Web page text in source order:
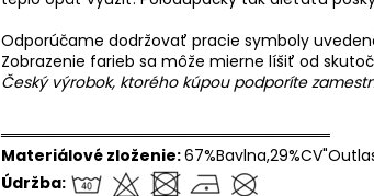
Odporúčame dodržovať pracie symboly
Zobrazenie farieb sa môže mierne líšiť od
Český výrobok, ktorého kúpou podporíte
══════════════════════════════
Materiálové zloženie:
Údržba: